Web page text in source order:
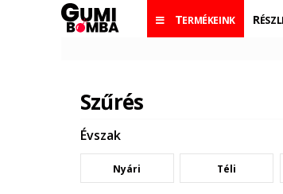
TERMÉKEINK
Szűrés
Évszak
Nyári Téli